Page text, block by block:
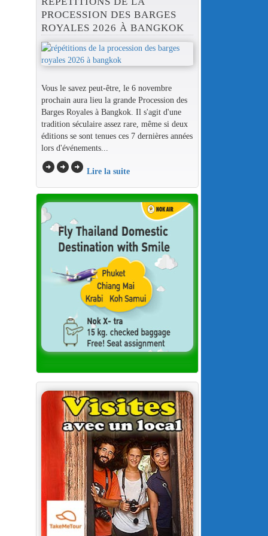
PROCESSION DES BARGES
ROYALES 2026 À BANGKOK
Vous le savez peut-être, le 6 novembre
prochain aura lieu la grande Procession des
Barges Royales à Bangkok. Il s'agit d'une
tradition séculaire assez rare, même si deux
éditions se sont tenues ces 7 dernières années
lors d'événements...
arrow_circle_rightarrow_circle_rightarrow_circle_right Lire la suite